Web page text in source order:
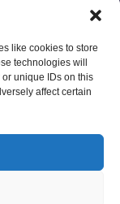
like cookies to store
technologies will
unique IDs on this
affect certain